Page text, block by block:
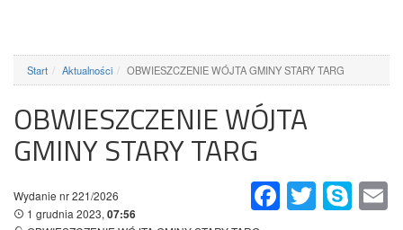
Start Aktualności OBWIESZCZENIE WÓJTA GMINY STARY TARG
OBWIESZCZENIE WÓJTA
GMINY STARY TARG
FacebookTwitter Skype
Wydanie nr 221/2026
1 grudnia 2023, 07:56